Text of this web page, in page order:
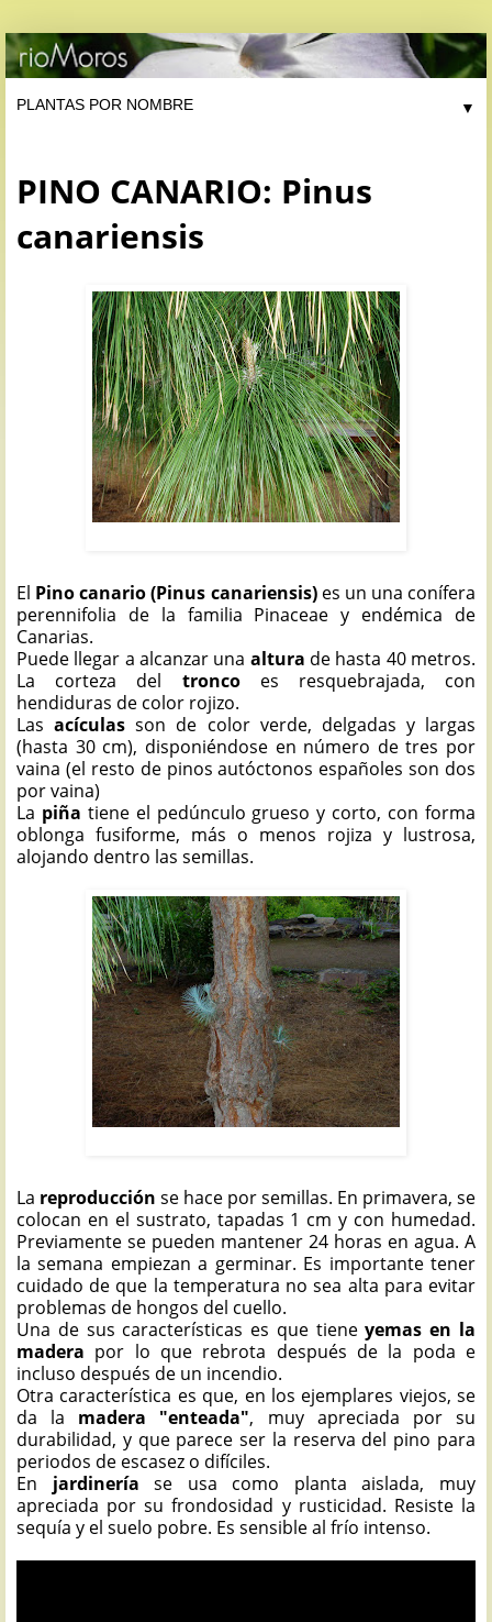
▼
PINO CANARIO: Pinus
canariensis
El Pino canario (Pinus canariensis)es un una conífera
perennifolia de la familia Pinaceae y endémica de
Canarias.
Puede llegar a alcanzar una altura de hasta 40 metros.
La corteza del tronco es resquebrajada, con
hendiduras de color rojizo.
Lasacículasson de color verde, delgadas y largas
(hasta 30 cm), disponiéndose en número de tres por
vaina (el resto de pinos autóctonos españoles son dos
por vaina)
La piña tiene el pedúnculo grueso y corto, con forma
oblonga fusiforme, más o menos rojiza y lustrosa,
alojando dentro las semillas.
La reproducción se hace por semillas. En primavera, se
colocan en el sustrato, tapadas 1 cm y con humedad.
Previamente se pueden mantener 24 horas en agua. A
la semana empiezan a germinar. Es importante tener
cuidado de que la temperatura no sea alta para evitar
problemas de hongos del cuello.
Una de sus características es que tieneyemas en la
madera por lo que rebrota después de la poda e
incluso después de un incendio.
Otra característica es que, en los ejemplares viejos, se
da la madera "enteada", muy apreciada por su
durabilidad, y que parece ser la reserva del pino para
periodos de escasez o difíciles.
En jardineríase usa como planta aislada, muy
apreciada por su frondosidad y rusticidad. Resiste la
sequía y el suelo pobre. Es sensible al frío intenso.